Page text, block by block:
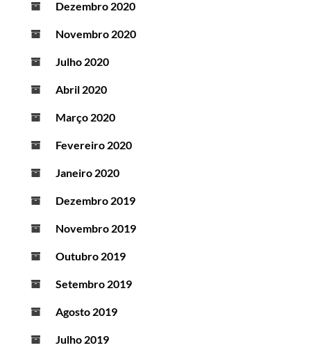
Dezembro 2020
Novembro 2020
Julho 2020
Abril 2020
Março 2020
Fevereiro 2020
Janeiro 2020
Dezembro 2019
Novembro 2019
Outubro 2019
Setembro 2019
Agosto 2019
Julho 2019